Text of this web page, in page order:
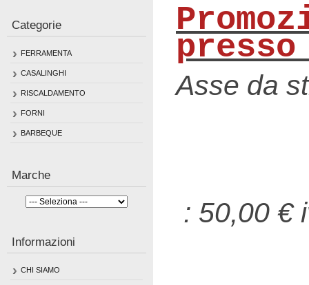
Categorie
FERRAMENTA
CASALINGHI
RISCALDAMENTO
FORNI
BARBEQUE
Marche
Informazioni
CHI SIAMO
Asse da
: 50,00 €